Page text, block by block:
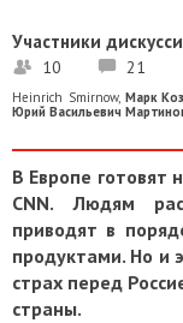
Участники
10 21
Heinrich Smirnow, Марк
Юрий Васильевич
В Европе готовят
CNN. Людям
приводят в
продуктами. Но и
страх перед
страны.